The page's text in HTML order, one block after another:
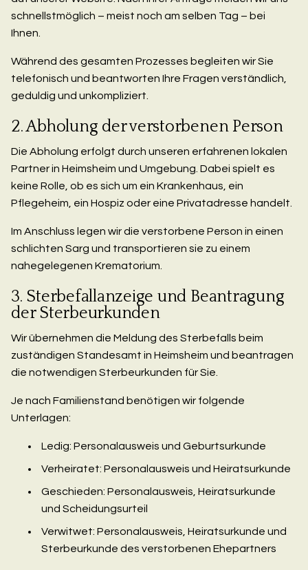
schnellstmöglich – meist noch am selben Tag – bei
Ihnen.
Während des gesamten Prozesses begleiten wir Sie
telefonisch und beantworten Ihre Fragen verständlich,
geduldig und unkompliziert.
2. Abholung der verstorbenen Person
Die Abholung erfolgt durch unseren erfahrenen lokalen
Partner in Heimsheim und Umgebung. Dabei spielt es
keine Rolle, ob es sich um ein Krankenhaus, ein
Pflegeheim, ein Hospiz oder eine Privatadresse handelt.
Im Anschluss legen wir die verstorbene Person in einen
schlichten Sarg und transportieren sie zu einem
nahegelegenen Krematorium.
3. Sterbefallanzeige und Beantragung
der Sterbeurkunden
Wir übernehmen die Meldung des Sterbefalls beim
zuständigen Standesamt in Heimsheim und beantragen
die notwendigen Sterbeurkunden für Sie.
Je nach Familienstand benötigen wir folgende
Unterlagen:
Ledig: Personalausweis und Geburtsurkunde
Verheiratet: Personalausweis und Heiratsurkunde
Geschieden: Personalausweis, Heiratsurkunde
und Scheidungsurteil
Verwitwet: Personalausweis, Heiratsurkunde und
Sterbeurkunde des verstorbenen Ehepartners